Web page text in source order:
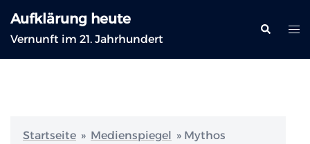
Inhalt
springen
Aufklärung heute
Vernunft im 21. Jahrhundert
Suche
Startseite » Medienspiegel » Mythos